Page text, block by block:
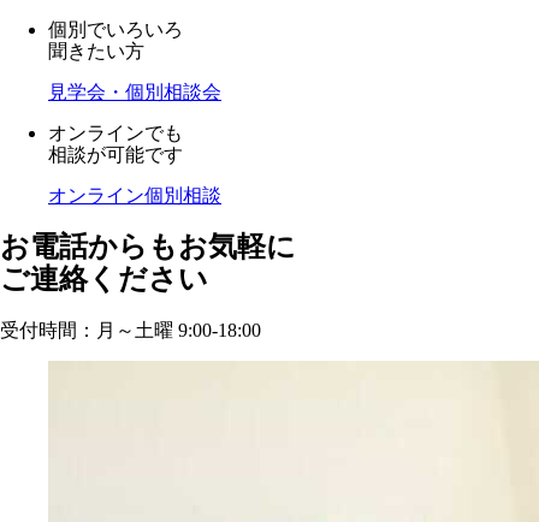
個別でいろいろ
聞きたい方
見学会・個別相談会
オンラインでも
相談が可能です
オンライン個別相談
お電話からもお気軽に
ご連絡ください
受付時間：月～土曜 9:00-18:00